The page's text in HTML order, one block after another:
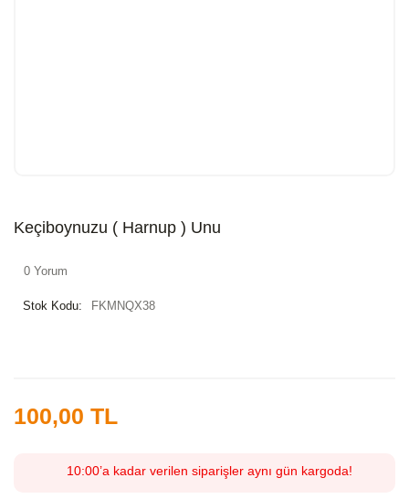
Keçiboynuzu ( Harnup ) Unu
0 Yorum
Stok Kodu: FKMNQX38
100,00 TL
10:00’a kadar verilen siparişler aynı gün kargoda!